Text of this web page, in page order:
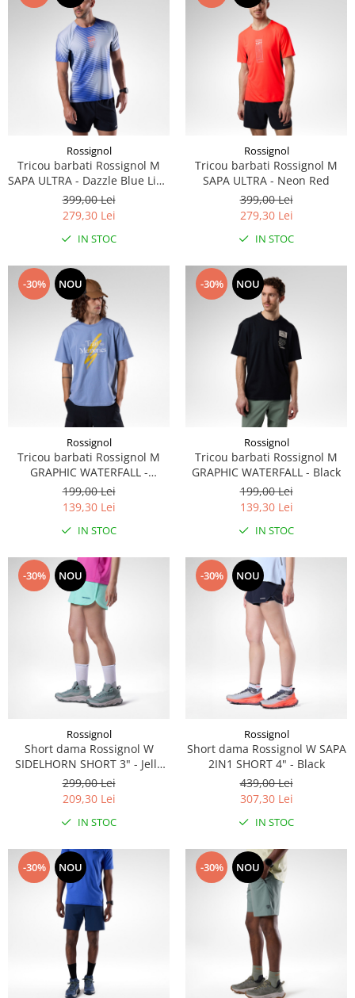
Rossignol
Tricou barbati Rossignol M
SAPA ULTRA - Dazzle Blue Line
Fogg
399,00 Lei
279,30 Lei
IN STOC
Rossignol
Tricou barbati Rossignol M
SAPA ULTRA - Neon Red
399,00 Lei
279,30 Lei
IN STOC
-30% NOU
Rossignol
Tricou barbati Rossignol M
GRAPHIC WATERFALL -
Stonewash
199,00 Lei
139,30 Lei
IN STOC
-30% NOU
Rossignol
Tricou barbati Rossignol M
GRAPHIC WATERFALL - Black
199,00 Lei
139,30 Lei
IN STOC
-30% NOU
Rossignol
Short dama Rossignol W
SIDELHORN SHORT 3" - Jelly
Mint
299,00 Lei
209,30 Lei
IN STOC
-30% NOU
Rossignol
Short dama Rossignol W SAPA
2IN1 SHORT 4" - Black
439,00 Lei
307,30 Lei
IN STOC
-30% NOU -30% NOU